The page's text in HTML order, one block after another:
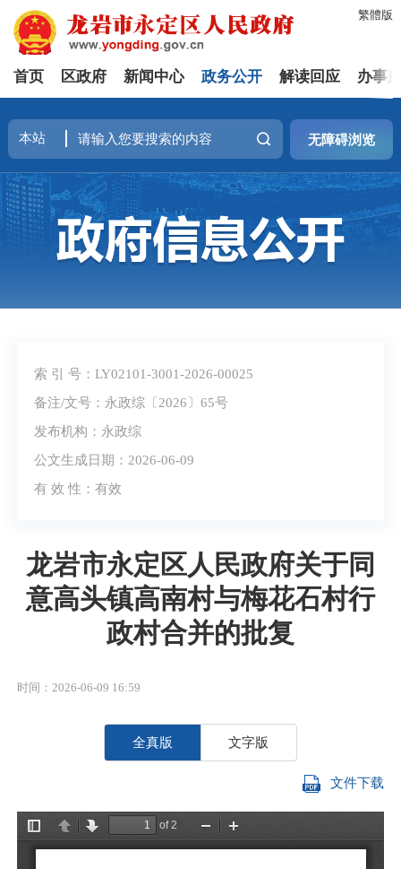
繁體版
首页 区政府 新闻中心 政务公开 解读回应 办事
无障碍浏览
索 引 号：LY02101-3001-2026-00025
备注/文号：永政综〔2026〕65号
发布机构：永政综
公文生成日期：2026-06-09
有 效 性： 有效
龙岩市永定区人民政府关于同
意高头镇高南村与梅花石村行
政村合并的批复
时间：2026-06-09 16:59
全真版 文字版
文件下载